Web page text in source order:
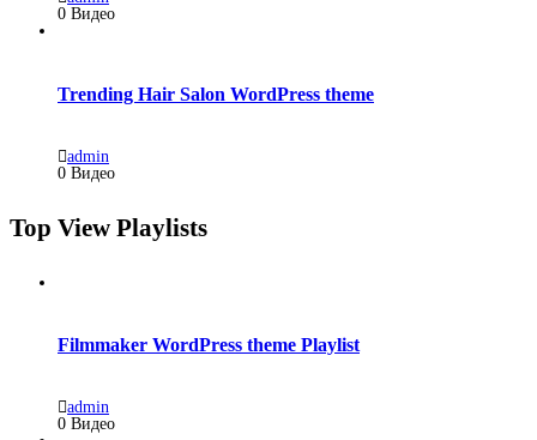
0 Видео
Trending Hair Salon WordPress theme
admin
0 Видео
Top View Playlists
Filmmaker WordPress theme Playlist
admin
0 Видео